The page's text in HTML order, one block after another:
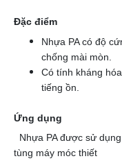
Đặc điểm
Nhựa PA có độ
chống mài mòn.
Có tính kháng
tiếng ồn.
Ứng dụng
Nhựa PA được sử
tùng máy móc thiết